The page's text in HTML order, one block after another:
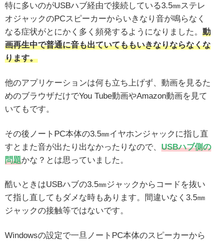
特に多いのがUSBハブ経由で接続している3.5㎜ステレ
オジャックのPCスピーカーからいきなり音が鳴らなく
なる症状がとにかく多く頻発するようになりました。 動
画再生中で普通に音も出ていてももいきなりならなくな
ります。
他のアプリケーションは何も立ち上げず、動画を見るた
めのブラウザだけでYou Tube動画やAmazon動画を見て
いてもです。
その後ノートPC本体の3.5㎜イヤホンジャックに指し直
すとまた音が出たり出なかったりなので、 USBハブ側の
問題かな？とは思っていました。
酷いときはUSBハブの3.5㎜ジャックからコードを抜い
て指し直してもダメな時もあります。間違いなく3.5㎜
ジャックの接触等ではないです。
Windowsの設定で一旦ノートPC本体のスピーカーから